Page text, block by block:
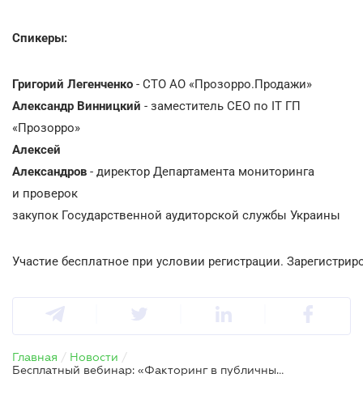
Спикеры:
Григорий Легенченко - CTO АО «Прозорро.Продажи»
Александр Винницкий - заместитель CEO по IT ГП
«Прозорро»
Алексей
Александров - директор Департамента мониторинга
и проверок
закупок Государственной аудиторской службы Украины
Участие бесплатное при условии регистрации.
Главная / Новости /
Бесплатный вебинар: «Факторинг в публичных закупках: что должен знать государственный заказчик»